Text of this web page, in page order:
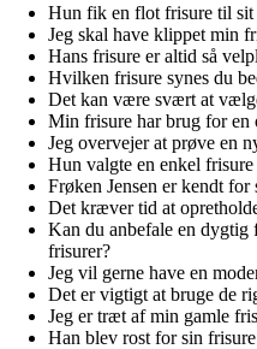
Hun fik en flot frisure til
Jeg skal have klippet min
Hans frisure er altid så
Hvilken frisure synes du
Det kan være svært at
Min frisure har brug for en
Jeg overvejer at prøve en
Hun valgte en enkel frisure
Frøken Jensen er kendt for
Det kræver tid at
Kan du anbefale en dygtig
frisurer?
Jeg vil gerne have en
Det er vigtigt at bruge de
Jeg er træt af min gamle
Han blev rost for sin